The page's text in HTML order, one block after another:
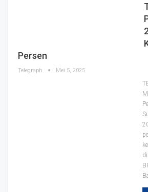
Persen
Telegraph Mei 5, 2025